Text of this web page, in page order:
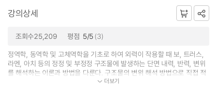
강의상세
조회수25,209 평점 5/5 (3)
정역학, 동역학 및 고체역학을 기초로 하여 외력이 작용할 때 보, 트러스,
라멘, 아치 등의 정정 및 부정정 구조물에 발생하는 단면 내력, 반력, 변위
를 해석하는 이론과 방법을 다룬다. 구조물의 변위 해석 방법으로 직접 적
분법, 모멘트 면적법, 공액보법. 가상...더보기